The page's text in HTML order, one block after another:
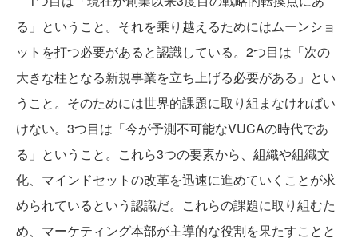
る」ということ。それを乗り越えるためにはムーンショ
ットを打つ必要があると認識している。2つ目は「次の
大きな柱となる新規事業を立ち上げる必要がある」とい
うこと。そのためには世界的課題に取り組まなければい
けない。3つ目は「今が予測不可能なVUCAの時代であ
る」ということ。これら3つの要素から、組織や組織文
化、マインドセットの改革を迅速に進めていくことが求
められているという認識だ。これらの課題に取り組むた
め、マーケティング本部が主導的な役割を果たすことと